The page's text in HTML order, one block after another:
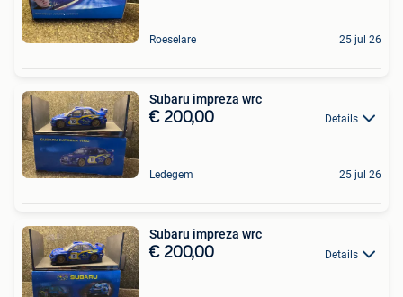
Roeselare 25 jul 26
Subaru impreza wrc
€ 200,00 Details
Ledegem 25 jul 26
Subaru impreza wrc
€ 200,00 Details